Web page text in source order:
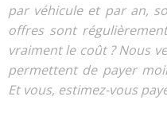
par véhicule et par an,
offres sont
vraiment le coût ? Nous
permettent de payer
Et vous, estimez-vous